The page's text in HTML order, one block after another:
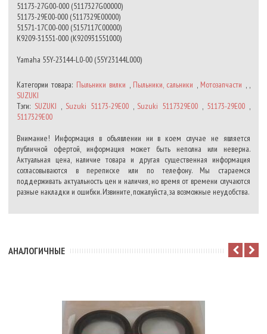
51173-27G00-000 (5117327G00000)
51173-29E00-000 (5117329E00000)
51571-17C00-000 (5157117C00000)
K9209-31551-000 (K920931551000)
Yamaha 55Y-23144-L0-00 (55Y23144L000)
Категории товара: Пыльники вилки , Пыльники, сальники , Мотозапчасти , ,
SUZUKI
Тэги: SUZUKI , Suzuki 51173-29E00, Suzuki 5117329E00 , 51173-29E00 ,
5117329E00
Внимание! Информация в объявлении ни в коем случае не является
публичной офертой, информация может быть неполна или неверна.
Актуальная цена, наличие товара и другая существенная информация
согласовываются в переписке или по телефону. Мы стараемся
поддерживать актуальность цен и наличия, но время от времени случаются
разные накладки и ошибки. Извините, пожалуйста, за возможные неудобства.
АНАЛОГИЧНЫЕ